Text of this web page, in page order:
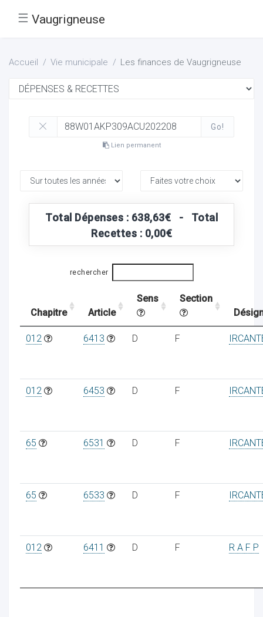
☰ Vaugrigneuse
Accueil Vie municipale Les finances de Vaugrigneuse
Go!
Lien permanent
Total Dépenses : 638,63€ - Total
Recettes : 0,00€
rechercher
Chapitre Article
Sens
Section
012 6413 D F
012 6453 D F
65 6531 D F
65 6533 D F
012 6411 D F R A F P